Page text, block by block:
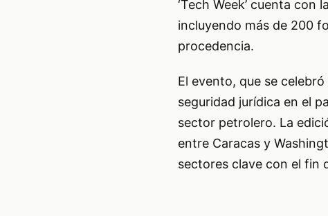
‘Tech Week’ cuenta
incluyendo más de 200
procedencia.
El evento, que se
seguridad jurídica en el
sector petrolero. La
entre Caracas y
sectores clave con el fin